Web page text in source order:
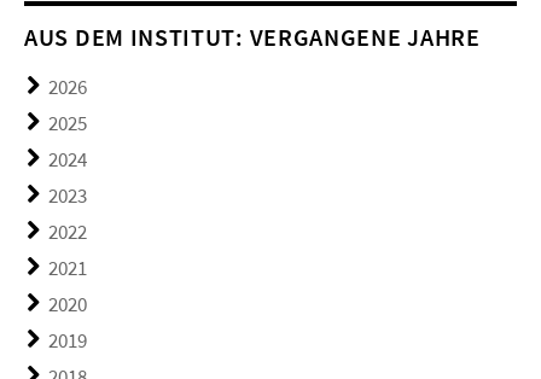
AUS DEM INSTITUT: VERGANGENE JAHRE
2026
2025
2024
2023
2022
2021
2020
2019